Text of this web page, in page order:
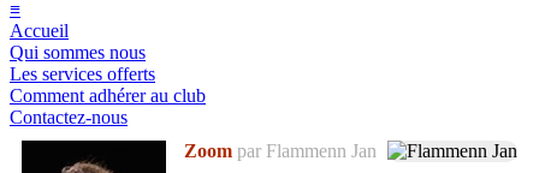
≡
Accueil
Qui sommes nous
Les services offerts
Comment adhérer au club
Contactez-nous
Zoom par Flammenn Jan